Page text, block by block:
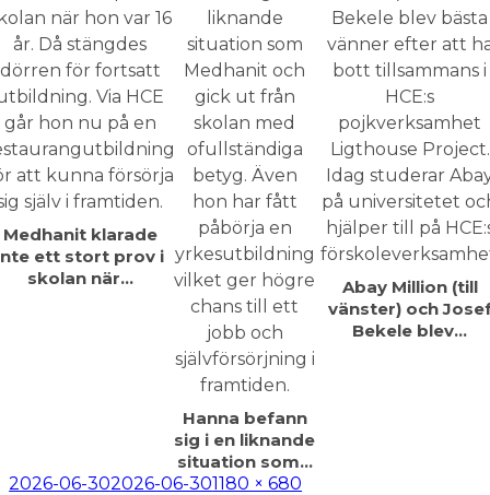
Medhanit klarade
ett stort prov i
skolan när…
Hanna befann
sig i en liknande
situation som…
Abay Million (till
vänster) och
Bekele blev…
Postat
2026-06-302026-06-30Full
1180 × 680